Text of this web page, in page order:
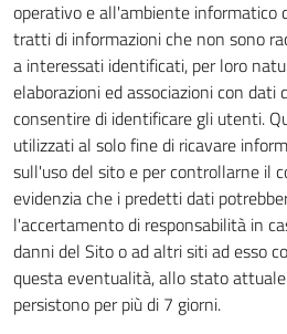
operativo e all'ambiente informatico
tratti di informazioni che non sono
a interessati identificati, per loro
elaborazioni ed associazioni con dati
consentire di identificare gli utenti.
utilizzati al solo fine di ricavare
sull'uso del sito e per controllarne il
evidenzia che i predetti dati
l'accertamento di responsabilità in
danni del Sito o ad altri siti ad esso
questa eventualità, allo stato
persistono per più di 7 giorni.